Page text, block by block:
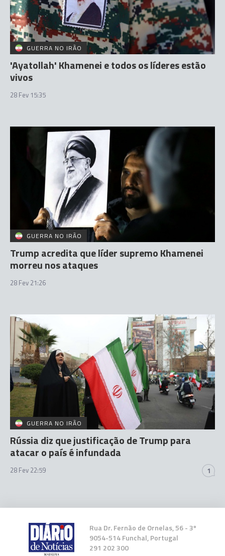
GUERRA NO IRÃO
'Ayatollah' Khamenei e todos os líderes estão
vivos
28 Fev 15:35
GUERRA NO IRÃO
Trump acredita que líder supremo Khamenei
morreu nos ataques
28 Fev 21:26
GUERRA NO IRÃO
Rússia diz que justificação de Trump para
atacar o país é infundada
28 Fev 22:59 1
Rua Dr. Fernão de Ornelas, 56 - 3º
9054-514 Funchal, Portugal
291 202 300